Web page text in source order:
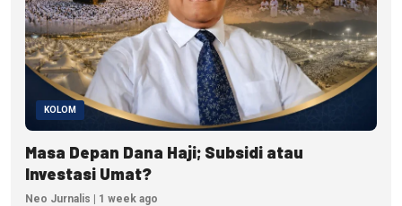
KOLOM
Masa Depan Dana Haji; Subsidi atau
Investasi Umat?
Neo Jurnalis | 1 week ago